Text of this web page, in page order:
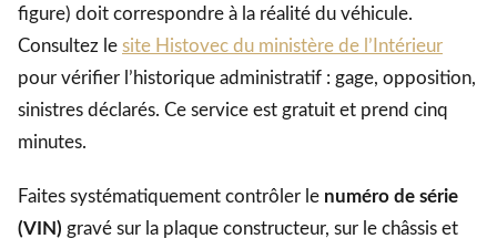
figure) doit correspondre à la réalité du véhicule.
Consultez le site Histovec du ministère de l’Intérieur
pour vérifier l’historique administratif : gage, opposition,
sinistres déclarés. Ce service est gratuit et prend cinq
minutes.
Faites systématiquement contrôler le numéro de série
(VIN) gravé sur la plaque constructeur, sur le châssis et